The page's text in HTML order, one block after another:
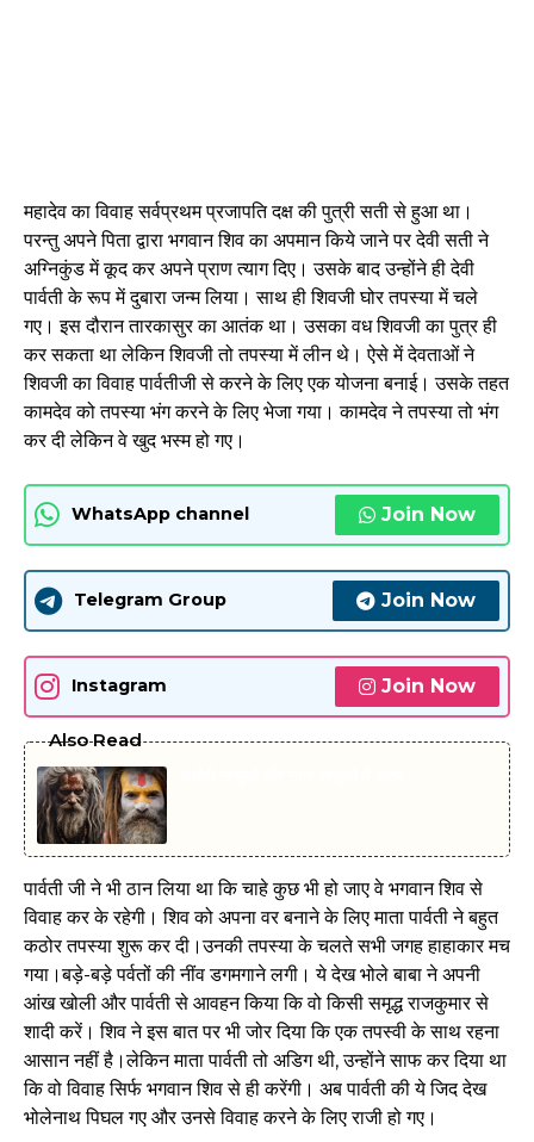
महादेव का विवाह सर्वप्रथम प्रजापति दक्ष की पुत्री सती से हुआ था।
परन्तु अपने पिता द्वारा भगवान शिव का अपमान किये जाने पर देवी सती ने
अग्निकुंड में कूद कर अपने प्राण त्याग दिए। उसके बाद उन्होंने ही देवी
पार्वती के रूप में दुबारा जन्म लिया। साथ ही शिवजी घोर तपस्या में चले
गए। इस दौरान तारकासुर का आतंक था। उसका वध शिवजी का पुत्र ही
कर सकता था लेकिन शिवजी तो तपस्या में लीन थे। ऐसे में देवताओं ने
शिवजी का विवाह पार्वतीजी से करने के लिए एक योजना बनाई। उसके तहत
कामदेव को तपस्या भंग करने के लिए भेजा गया। कामदेव ने तपस्या तो भंग
कर दी लेकिन वे खुद भस्म हो गए।
WhatsApp channel Join Now
Telegram Group Join Now
Instagram Join Now
Also Read
पार्वती जी ने भी ठान लिया था कि चाहे कुछ भी हो जाए वे भगवान शिव से
विवाह कर के रहेगी। शिव को अपना वर बनाने के लिए माता पार्वती ने बहुत
कठोर तपस्या शुरू कर दी।उनकी तपस्या के चलते सभी जगह हाहाकार मच
गया।बड़े-बड़े पर्वतों की नींव डगमगाने लगी। ये देख भोले बाबा ने अपनी
आंख खोली और पार्वती से आवहन किया कि वो किसी समृद्ध राजकुमार से
शादी करें। शिव ने इस बात पर भी जोर दिया कि एक तपस्वी के साथ रहना
आसान नहीं है।लेकिन माता पार्वती तो अडिग थी, उन्होंने साफ कर दिया था
कि वो विवाह सिर्फ भगवान शिव से ही करेंगी। अब पार्वती की ये जिद देख
भोलेनाथ पिघल गए और उनसे विवाह करने के लिए राजी हो गए।